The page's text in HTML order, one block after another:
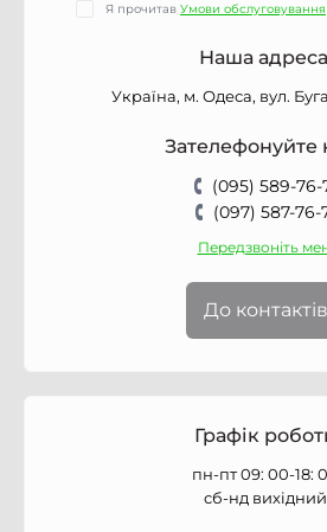
Я прочитав Умови обслуговування
Наша
Україна, м. Одеса, вул.
Зателефонуйте
(095) 589-76-
(097) 587-76-
Передзвоніть
До контактів
Графік
пн-пт 09: 00-18:
сб-нд вихідний